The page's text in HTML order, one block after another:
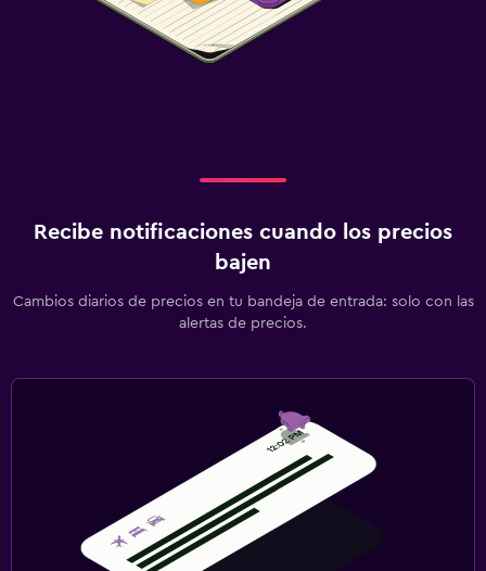
Recibe notificaciones cuando los precios
bajen
Cambios diarios de precios en tu bandeja de entrada: solo con las
alertas de precios.